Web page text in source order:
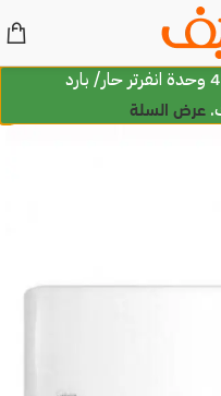
تم إضافة “مكيف دولاب ميديا 42000 وحدة انفرتر حار/ بارد
عرض السلة